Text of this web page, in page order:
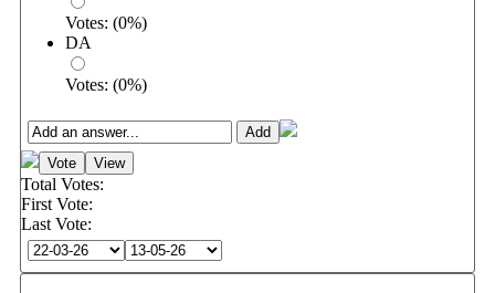
Votes: (0%)
DA
Votes: (0%)
Total Votes:
First Vote:
Last Vote: